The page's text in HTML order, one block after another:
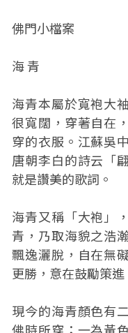
佛門小檔案
海 青
海青本屬於寬袍大
很寬闊，穿著自在
穿的衣服。江蘇吳
唐朝李白的詩云「
就是讚美的歌詞。
海青又稱「大袍」
青，乃取海貌之浩
飄逸灑脫，自在無
更勝，意在鼓勵策進
現今的海青顏色有